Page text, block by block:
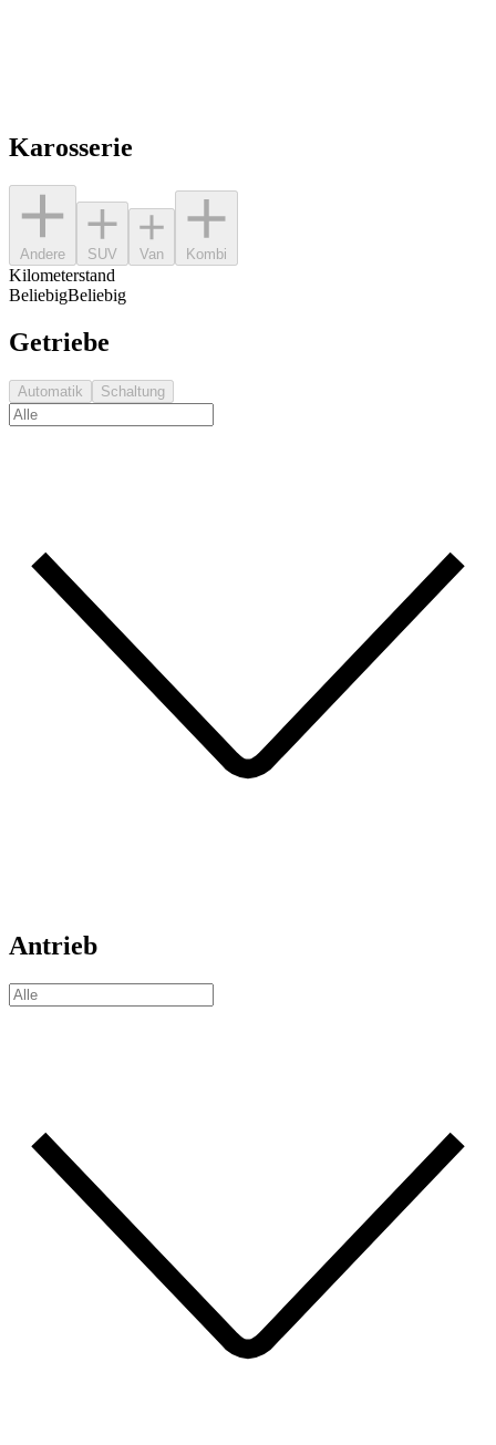
Karosserie
Andere SUV Van Kombi
Kilometerstand
BeliebigBeliebig
Getriebe
Automatik Schaltung
Antrieb